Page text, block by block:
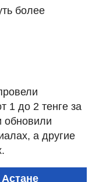
более
1 до 2 тенге за
обновили
а другие